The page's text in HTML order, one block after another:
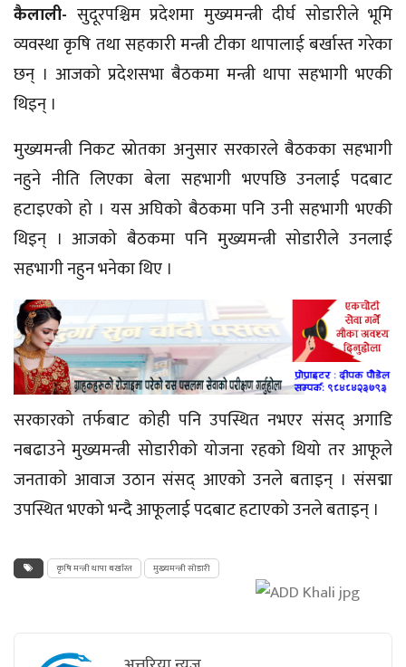
कैलाली- सुदूरपश्चिम प्रदेशमा मुख्यमन्त्री दीर्घ सोडारीलेभूमि
व्यवस्था कृषि तथा सहकारी मन्त्री टीका थापालाई बर्खास्त गरेका
छन् । आजको प्रदेशसभा बैठकमा मन्त्री थापा सहभागी भएकी
थिइन् ।
मुख्यमन्त्री निकट स्रोतका अनुसार सरकारले बैठकका सहभागी
नहुने नीति लिएका बेला सहभागी भएपछि उनलाई पदबाट
हटाइएको हो । यस अघिको बैठकमा पनि उनी सहभागी भएकी
थिइन् । आजको बैठकमा पनि मुख्यमन्त्रीसोडारीले उनलाई
सहभागी नहुन भनेका थिए ।
सरकारको तर्फबाट कोही पनि उपस्थित नभएर संसद् अगाडि
नबढाउने मुख्यमन्त्री सोडारीकोयोजना रहको थियो तर आफूले
जनताको आवाज उठान संसद् आएको उनले बताइन् । संसद्मा
उपस्थित भएको भन्दै आफूलाई पदबाट हटाएको उनले बताइन् ।
कृषि मन्त्री थापा बर्खास्त मुख्यमन्त्री सोडारी